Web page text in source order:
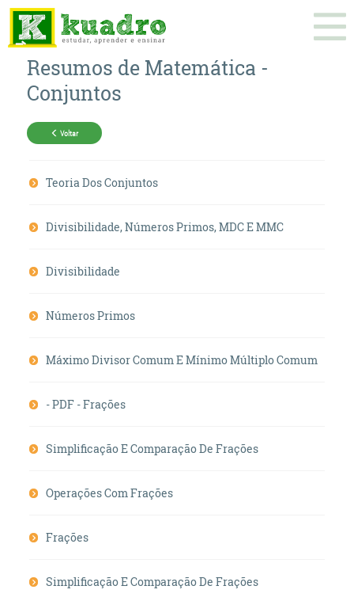
Resumos deMatemática -
Conjuntos
Voltar
Teoria Dos Conjuntos
Divisibilidade, Números Primos, MDC E MMC
Divisibilidade
Números Primos
Máximo Divisor Comum E Mínimo Múltiplo Comum
- PDF - Frações
Simplificação E Comparação De Frações
Operações Com Frações
Frações
Simplificação E Comparação De Frações